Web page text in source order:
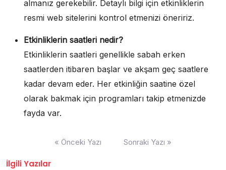
almanız gerekebilir. Detaylı bilgi için etkinliklerin
resmi web sitelerini kontrol etmenizi öneririz.
Etkinliklerin saatleri nedir?
Etkinliklerin saatleri genellikle sabah erken
saatlerden itibaren başlar ve akşam geç saatlere
kadar devam eder. Her etkinliğin saatine özel
olarak bakmak için programları takip etmenizde
fayda var.
« Önceki Yazı Sonraki Yazı »
İlgili Yazılar